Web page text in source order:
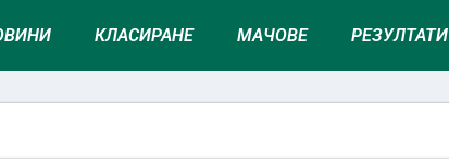
КЛАСИРАНЕ МАЧОВЕ РЕЗУЛТАТИ